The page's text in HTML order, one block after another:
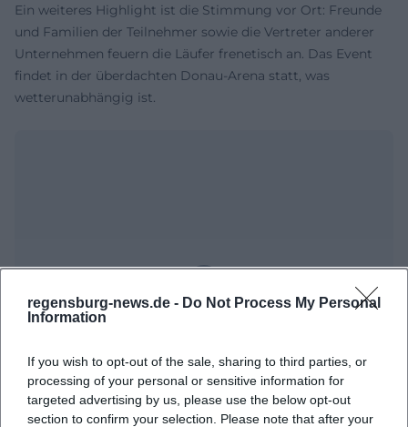
regensburg-news.de - Do Not Process My Personal
Information
If you wish to opt-out of the sale, sharing to third parties, or
processing of your personal or sensitive information for
targeted advertising by us, please use the below opt-out
section to confirm your selection. Please note that after your
Ein weiteres Highlight ist die Stimmung vor Ort: Freunde
und Familien der Teilnehmer sowie die Vertreter anderer
Unternehmen feuern die Läufer frenetisch an. Das Event
findet in der überdachten Donau-Arena statt, was
wetterunabhängig ist.